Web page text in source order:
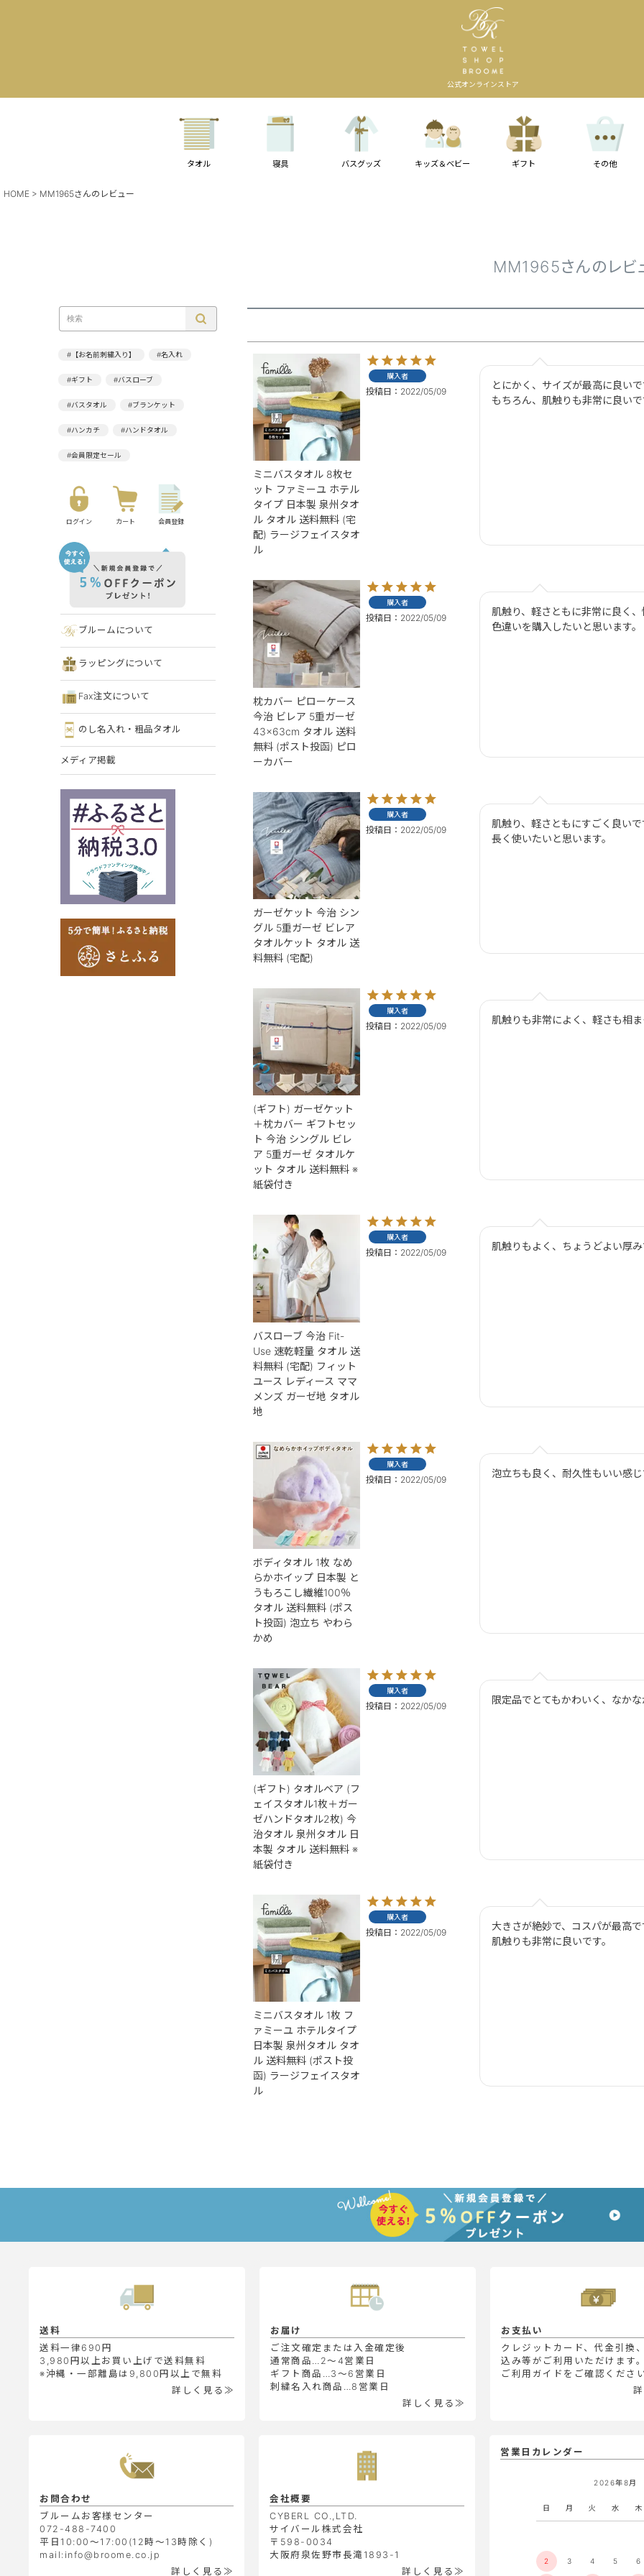
公式オンラインストア
タオル 寝具 バスグッズ キッズ＆ベビー ギフト その他
HOME MM1965さんのレビュー
#【お名前刺繍入り】 #名入れ
#ギフト #バスローブ
#バスタオル #ブランケット
#ハンカチ #ハンドタオル
#会員限定セール
ログイン カート 会員登録
ブルームについて
ラッピングについて
Fax注文について
のし名入れ・粗品タオル
メディア掲載
MM1965さんのレビ
ミニバスタオル 8枚セ
ット ファミーユ ホテル
タイプ 日本製 泉州タオ
ル タオル 送料無料 (宅
配) ラージフェイスタオ
ル
購入者
投稿日 2022/05/09
とにかく、サイズが最高に良い
もちろん、肌触りも非常に良い
枕カバー ピローケース
今治 ビレア 5重ガーゼ
43×63cm タオル 送料
無料 (ポスト投函) ピロ
ーカバー
購入者
投稿日 2022/05/09
肌触り、軽さともに非常に良く
色違いを購入したいと思います。
ガーゼケット 今治 シン
グル 5重ガーゼ ビレア
タオルケット タオル 送
料無料 (宅配)
購入者
投稿日 2022/05/09
肌触り、軽さともにすごく良いで
長く使いたいと思います。
(ギフト) ガーゼケット
＋枕カバー ギフトセッ
ト 今治 シングル ビレ
ア 5重ガーゼ タオルケ
ット タオル 送料無料 ※
紙袋付き
購入者
投稿日 2022/05/09
肌触りも非常によく、軽さも相
バスローブ 今治 Fit-
Use 速乾軽量 タオル 送
料無料 (宅配) フィット
ユース レディース ママ
メンズ ガーゼ地 タオル
地
購入者
投稿日 2022/05/09
肌触りもよく、ちょうどよい厚
ボディタオル 1枚 なめ
らかホイップ 日本製 と
うもろこし繊維100％
タオル 送料無料 (ポス
ト投函) 泡立ち やわら
かめ
購入者
投稿日 2022/05/09
泡立ちも良く、耐久性もいい感
(ギフト) タオルベア (フ
ェイスタオル1枚＋ガー
ゼハンドタオル2枚) 今
治タオル 泉州タオル 日
本製 タオル 送料無料 ※
紙袋付き
購入者
投稿日 2022/05/09
ミニバスタオル 1枚 フ
ァミーユ ホテルタイプ
日本製 泉州タオル タオ
ル 送料無料 (ポスト投
函) ラージフェイスタオ
ル
購入者
投稿日 2022/05/09
大きさが絶妙で、コスパが最高で
肌触りも非常に良いです。
送料
送料一律690円
3,980円以上お買い上げで送料無料
※沖縄・一部離島は9,800円以上で無料
詳しく見る≫
お届け
ご注文確定または入金確定後
通常商品…2～4営業日
ギフト商品…3～6営業日
刺繍名入れ商品…8営業日
詳しく見る≫
お支払い
クレジットカード、代金引換
込み等がご利用いただけます
ご利用ガイドをご確認くださ
お問合わせ
ブルームお客様センター
072-488-7400
平日10:00～17:00(12時～13時除く)
mail:info@broome.co.jp
詳しく見る≫
会社概要
CYBERL CO.,LTD.
サイバール株式会社
〒598-0034
大阪府泉佐野市長滝1893-1
詳しく見る≫
営業日カレンダー
2026年8月
日 月 火 水 木
2 3 4 5 6